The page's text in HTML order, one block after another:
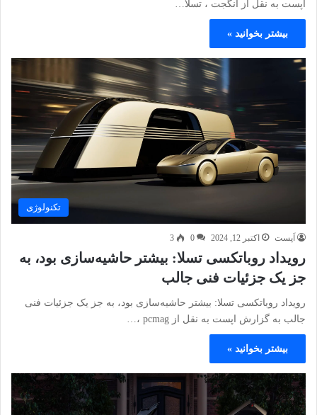
اپست به نقل از انگجت ، تسلا…
بیشتر بخوانید »
تکنولوژی
اَپست اکتبر 12, 2024 0
3
رویداد روباتکسی تسلا: بیشتر حاشیه‌سازی بود، به
جز یک جزئیات فنی جالب
رویداد روباتکسی تسلا: بیشتر حاشیه‌سازی بود، به جز یک جزئیات فنی
جالب به گزارش اپست به نقل از pcmag ،…
بیشتر بخوانید »